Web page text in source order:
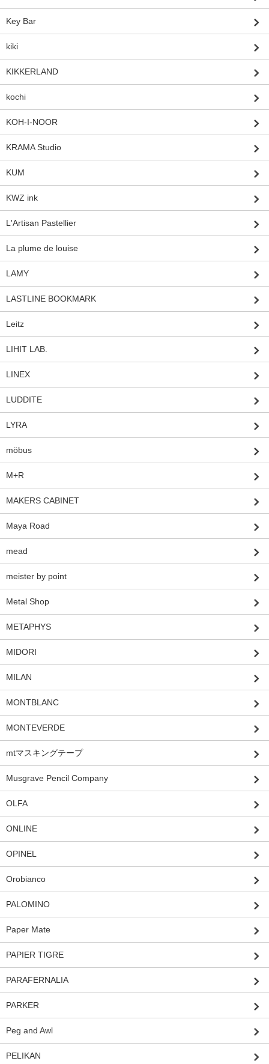
Key Bar
kiki
KIKKERLAND
kochi
KOH-I-NOOR
KRAMA Studio
KUM
KWZ ink
L'Artisan Pastellier
La plume de louise
LAMY
LASTLINE BOOKMARK
Leitz
LIHIT LAB.
LINEX
LUDDITE
LYRA
möbus
M+R
MAKERS CABINET
Maya Road
mead
meister by point
Metal Shop
METAPHYS
MIDORI
MILAN
MONTBLANC
MONTEVERDE
mtマスキングテープ
Musgrave Pencil Company
OLFA
ONLINE
OPINEL
Orobianco
PALOMINO
Paper Mate
PAPIER TIGRE
PARAFERNALIA
PARKER
Peg and Awl
PELIKAN